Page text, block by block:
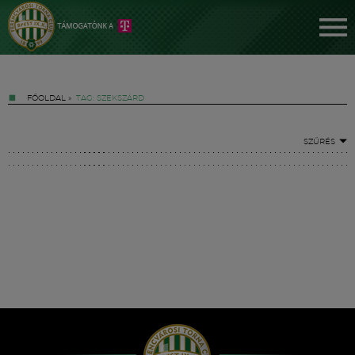
FŐOLDAL » TAG: SZEKSZÁRD
SZŰRÉS
Hírek